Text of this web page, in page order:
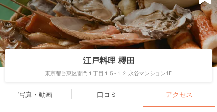
江戸料理 櫻田
東京都台東区雷門１丁目１５-１２ 永谷マンション1F
写真・動画 口コミ アクセス